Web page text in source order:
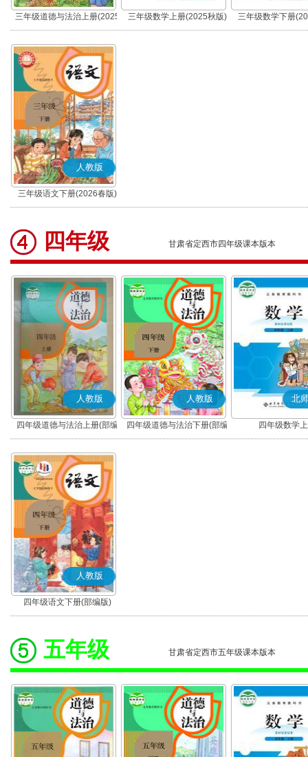
三年级道德与法治上册(2025
秋版)(部编版)
三年级数学上册(2025秋版) 三年级数学下册
人教版
三年级语文下册(2026春版)
(部编版)
四年级 甘肃省定西市四年级课本版本
人教版
四年级道德与法治上册(部编
版)
人教版
四年级道德与法治下册(部编
版)
北
四年级数学
人教版
四年级语文下册(部编版)
五年级 甘肃省定西市五年级课本版本